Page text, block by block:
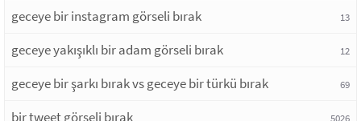
geceye bir instagram görseli bırak 13
geceye yakışıklı bir adam görseli bırak 12
geceye bir şarkı bırak vs geceye bir türkü bırak 69
bir tweet görseli bırak 5026